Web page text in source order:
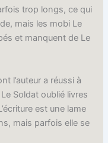
trop longs, ce qui
mais les mobi Le
et manquent de Le
l’auteur a réussi à
Soldat oublié livres
est une lame
mais parfois elle se